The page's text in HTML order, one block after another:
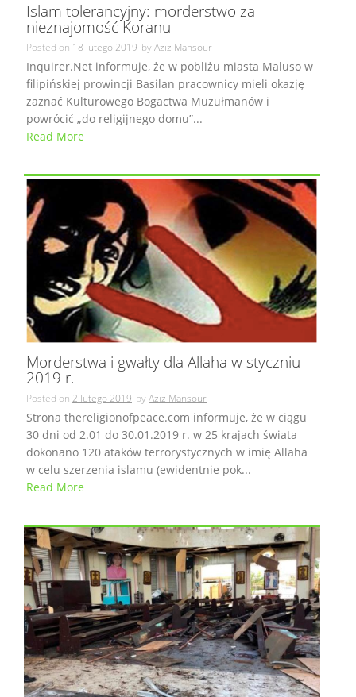
Islam tolerancyjny: morderstwo za
nieznajomość Koranu
Posted on 18 lutego 2019 byAziz Mansour
Inquirer.Net informuje, że w pobliżu miasta Maluso w
filipińskiej prowincji Basilan pracownicy mieli okazję
zaznać Kulturowego Bogactwa Muzułmanów i
powrócić „do religijnego domu”...
Read More
Morderstwa i gwałty dla Allaha w styczniu
2019 r.
Posted on 2 lutego 2019 byAziz Mansour
Strona thereligionofpeace.com informuje, że w ciągu
30 dni od 2.01 do 30.01.2019 r. w 25 krajach świata
dokonano 120 ataków terrorystycznych w imię Allaha
w celu szerzenia islamu (ewidentnie pok...
Read More